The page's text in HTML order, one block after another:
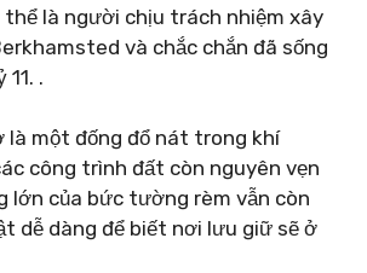
là người chịu trách nhiệm xây
và chắc chắn đã sống
.
là một đống đổ nát trong khí
công trình đất còn nguyên vẹn
lớn của bức tường rèm vẫn còn
dễ dàng để biết nơi lưu giữ sẽ ở